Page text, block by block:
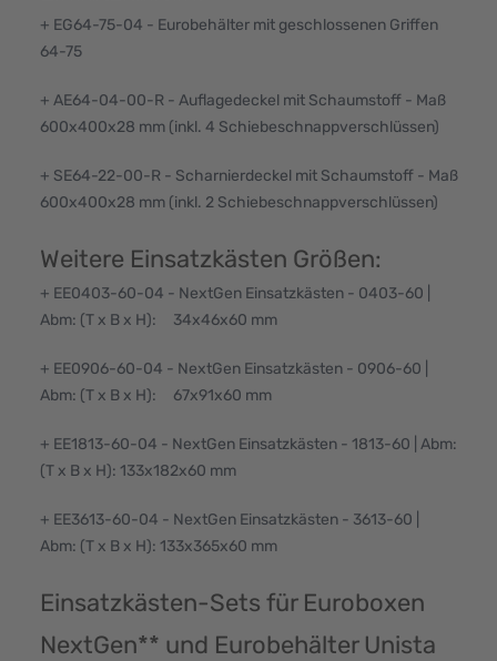
+ EG64-75-04 - Eurobehälter mit geschlossenen Griffen
64-75
+ AE64-04-00-R - Auflagedeckel mit Schaumstoff - Maß
600x400x28 mm (inkl. 4 Schiebeschnappverschlüssen)
+ SE64-22-00-R - Scharnierdeckel mit Schaumstoff - Maß
600x400x28 mm (inkl. 2 Schiebeschnappverschlüssen)
Weitere Einsatzkästen Größen:
+ EE0403-60-04 - NextGen Einsatzkästen - 0403-60 |
Abm: (T x B x H): 34x46x60 mm
+ EE0906-60-04 - NextGen Einsatzkästen - 0906-60 |
Abm: (T x B x H): 67x91x60 mm
+ EE1813-60-04 - NextGen Einsatzkästen - 1813-60 | Abm:
(T x B x H): 133x182x60 mm
+ EE3613-60-04 - NextGen Einsatzkästen - 3613-60 |
Abm: (T x B x H): 133x365x60 mm
Einsatzkästen-Sets für Euroboxen
NextGen** und Eurobehälter Unista